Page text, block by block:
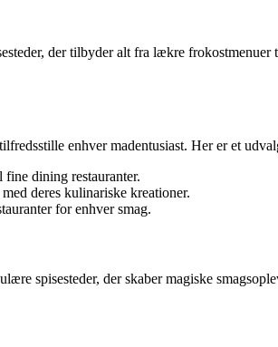
der tilbyder alt fra lækre
enhver madentusiast. Her er et
dining restauranter.
deres kulinariske kreationer.
for enhver smag.
spisesteder, der skaber magiske